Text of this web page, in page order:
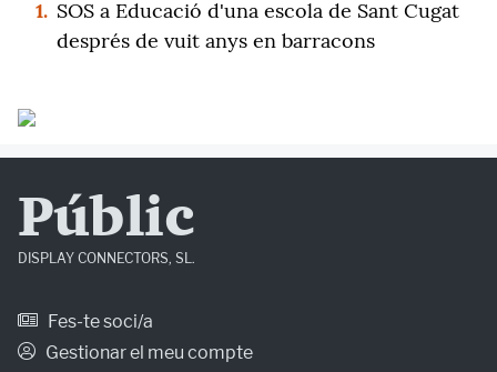
1. SOS a Educació d'una escola de Sant Cugat
després de vuit anys en barracons
Públic
DISPLAY CONNECTORS, SL.
Fes-te soci/a
Gestionar el meu compte